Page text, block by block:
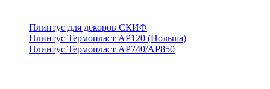
Плинтус для декоров СКИФ
Плинтус Термопласт АР120 (Польша)
Плинтус Термопласт АР740/АР850